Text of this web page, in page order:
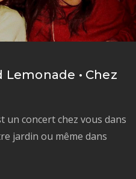
Lemonade • Chez
un concert chez vous dans
jardin ou même dans